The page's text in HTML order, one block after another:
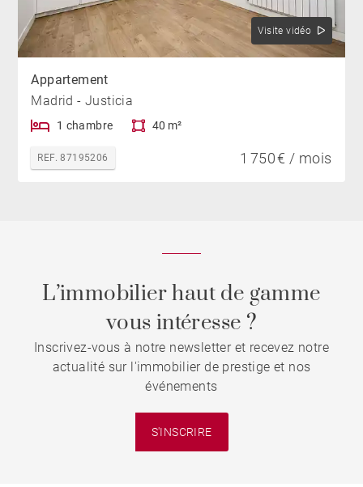
Visite vidéo
Appartement
Madrid - Justicia
1 chambre 40 m²
REF. 87195206 1 750 € / mois
L’immobilier haut de gamme
vous intéresse ?
Inscrivez-vous à notre newsletter et recevez notre
actualité sur l'immobilier de prestige et nos
événements
S'INSCRIRE